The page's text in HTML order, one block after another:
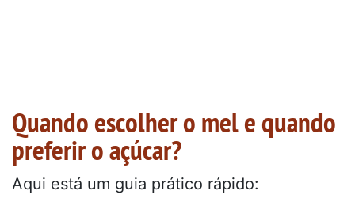
Quando escolher o mel e quando
preferir o açúcar?
Aqui está um guia prático rápido: